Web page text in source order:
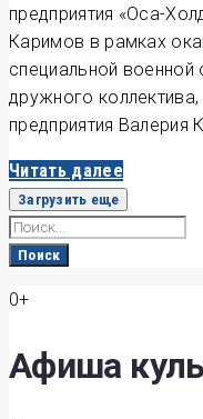
предприятия «Оса-
Каримов в рамках
специальной
дружного
предприятия Валерия
Читать далее
Загрузить еще
Search
for:
Поиск
0+
Афиша